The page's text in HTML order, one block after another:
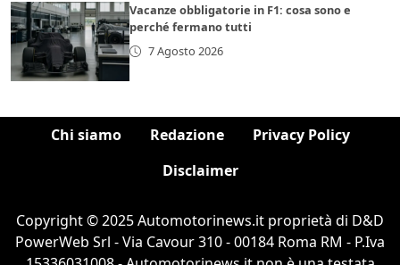
Vacanze obbligatorie in F1: cosa sono e
perché fermano tutti
7 Agosto 2026
Chi siamo Redazione
Privacy Policy
Disclaimer
Copyright © 2025 Automotorinews.it proprietà di D&D
PowerWeb Srl - Via Cavour 310 - 00184 Roma RM - P.Iva